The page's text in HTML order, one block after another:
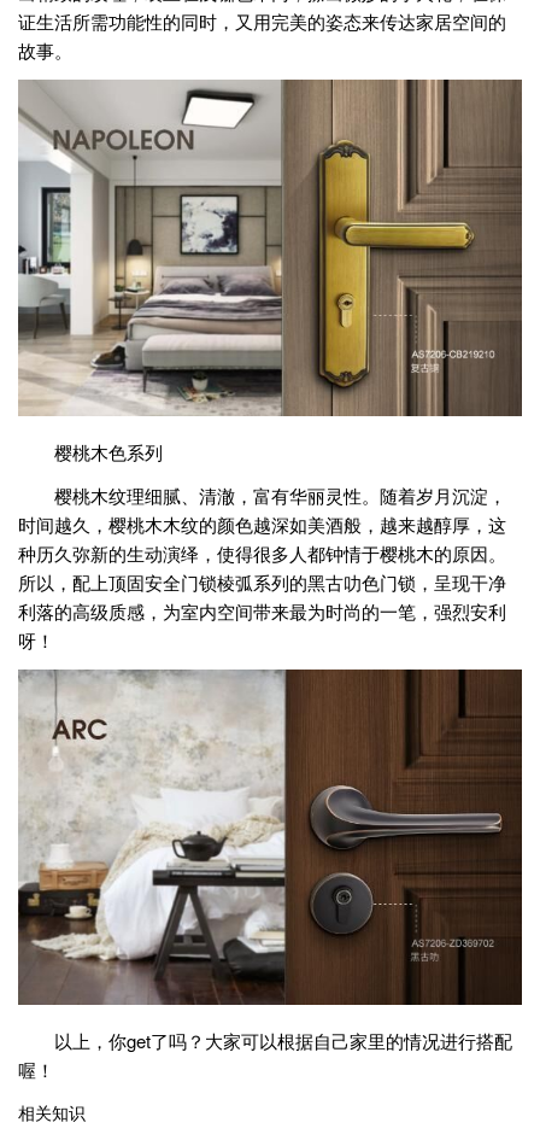
证生活所需功能性的同时，又用完美的姿态来传达家居空间的
故事。
樱桃木色系列
樱桃木纹理细腻、清澈，富有华丽灵性。随着岁月沉淀，
时间越久，樱桃木木纹的颜色越深如美酒般，越来越醇厚，这
种历久弥新的生动演绎，使得很多人都钟情于樱桃木的原因。
所以，配上顶固安全门锁棱弧系列的黑古叻色门锁，呈现干净
利落的高级质感，为室内空间带来最为时尚的一笔，强烈安利
呀！
以上，你get了吗？大家可以根据自己家里的情况进行搭配
喔！
相关知识